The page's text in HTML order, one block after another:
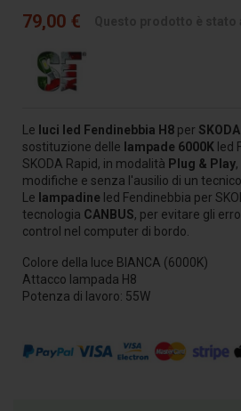
79,00 €
Le luci led Fendinebbia H8 per SKODA
sostituzione delle lampade 6000K led
SKODA Rapid, in modalità Plug & Play
modifiche e senza l'ausilio di un
Le lampadine led Fendinebbia per
tecnologia CANBUS, per evitare gli
control nel computer di bordo.
Colore della luce BIANCA (6000K)
Attacco lampada H8
Potenza di lavoro: 55W